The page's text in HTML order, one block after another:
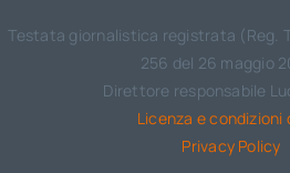
Testata giornalistica registrata (Reg.
256 del 26 maggio
Direttore responsabile
Licenza e condizioni
Privacy Policy